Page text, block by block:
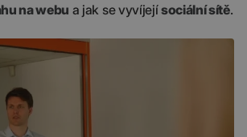
na webu a jak se vyvíjejísociální sítě.